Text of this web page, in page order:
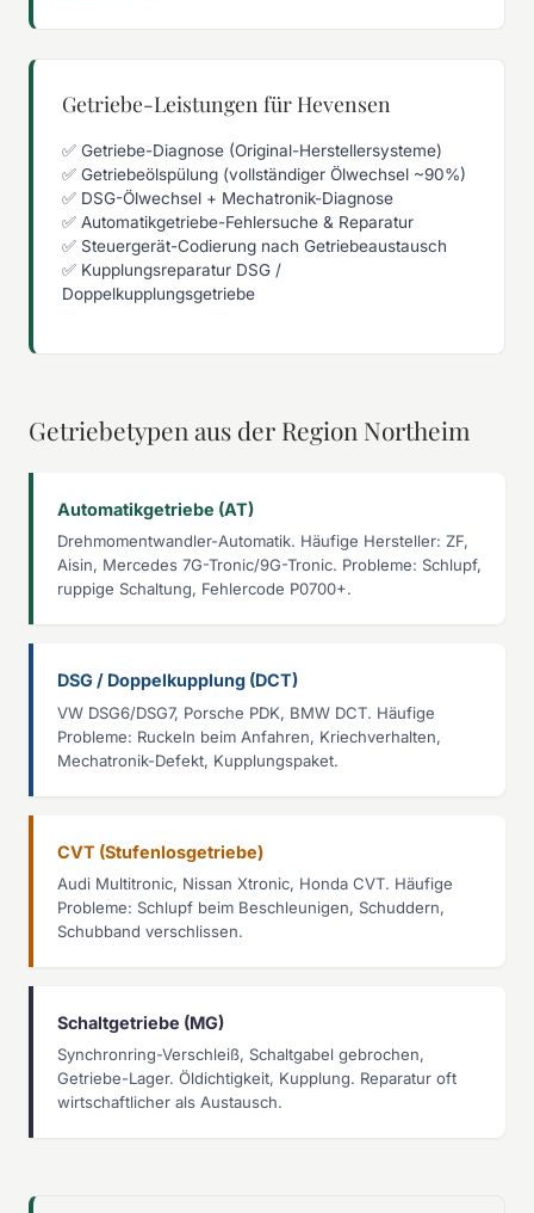
Getriebe-Leistungen für Hevensen
✅ Getriebe-Diagnose (Original-Herstellersysteme)
✅ Getriebeölspülung (vollständiger Ölwechsel ~90%)
✅ DSG-Ölwechsel + Mechatronik-Diagnose
✅ Automatikgetriebe-Fehlersuche & Reparatur
✅ Steuergerät-Codierung nach Getriebeaustausch
✅ Kupplungsreparatur DSG /
Doppelkupplungsgetriebe
Getriebetypen aus der Region Northeim
Automatikgetriebe (AT)
Drehmomentwandler-Automatik. Häufige Hersteller: ZF,
Aisin, Mercedes 7G-Tronic/9G-Tronic. Probleme: Schlupf,
ruppige Schaltung, Fehlercode P0700+.
DSG / Doppelkupplung (DCT)
VW DSG6/DSG7, Porsche PDK, BMW DCT. Häufige
Probleme: Ruckeln beim Anfahren, Kriechverhalten,
Mechatronik-Defekt, Kupplungspaket.
CVT (Stufenlosgetriebe)
Audi Multitronic, Nissan Xtronic, Honda CVT. Häufige
Probleme: Schlupf beim Beschleunigen, Schuddern,
Schubband verschlissen.
Schaltgetriebe (MG)
Synchronring-Verschleiß, Schaltgabel gebrochen,
Getriebe-Lager. Öldichtigkeit, Kupplung. Reparatur oft
wirtschaftlicher als Austausch.